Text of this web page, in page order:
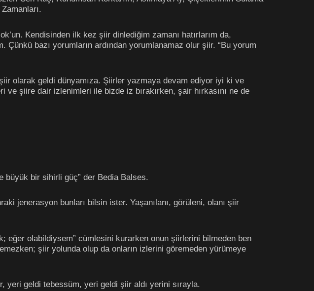
Kendisinden ilk kez şiir dinlediğim zamanı hatırlarım da,
Çünkü bazı yorumların ardından yorumlanamaz olur şiir. “Bu yorum
olarak geldi dünyamıza. Şiirler yazmaya devam ediyor iyi ki ve
şiire dair izlenimleri ile bizde iz bırakırken, şair hırkasını ne de
bir sihirli güç” der Bedia Balses.
jenerasyon bunları bilsin ister. Yaşanılanı, görüleni, olanı şiir
eğer olabildiysem” cümlesini kurarken onun şiirlerini bilmeden ben
şiir yolunda olup da onların izlerini göremeden yürümeye
yeri geldi tebessüm, yeri geldi şiir aldı yerini sırayla.